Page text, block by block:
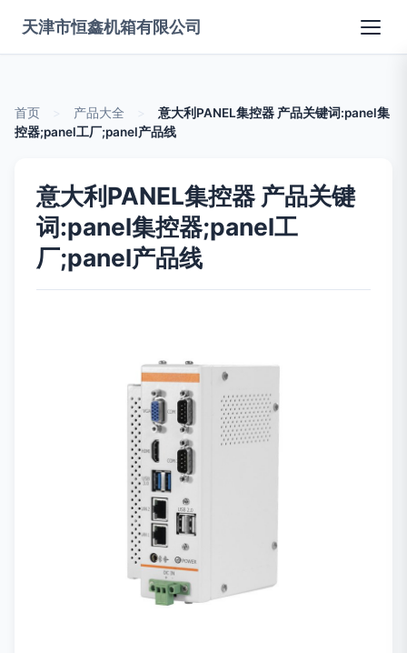
天津市恒鑫机箱有限公司
首页 产品大全
意大利PANEL集控器 产品关键词:panel集
控器;panel工厂;panel产品线
意大利PANEL集控器 产品关键
词:panel集控器;panel工
厂;panel产品线